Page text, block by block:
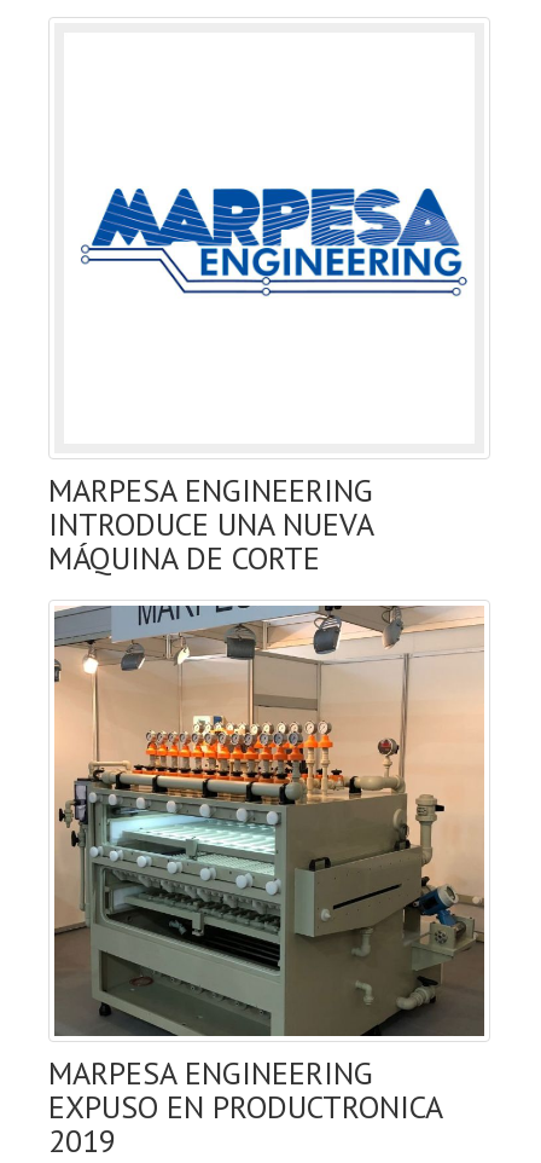
MARPESA ENGINEERING
INTRODUCE UNA NUEVA
MÁQUINA DE CORTE
MARPESA ENGINEERING
EXPUSO EN PRODUCTRONICA
2019